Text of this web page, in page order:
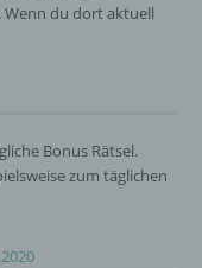
Wenn du dort aktuell
Bonus Rätsel.
zum täglichen